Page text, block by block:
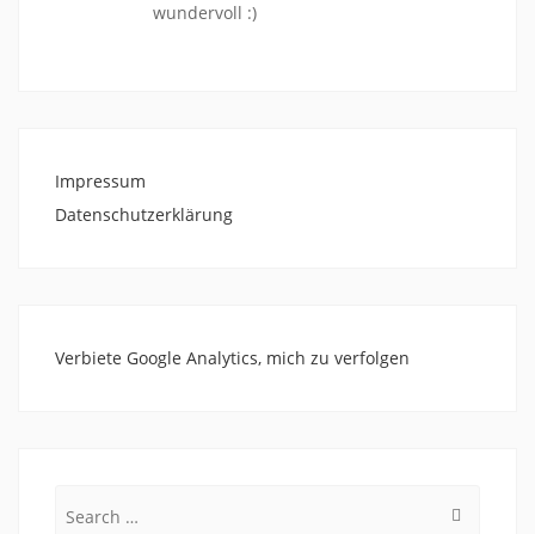
wundervoll :)
Impressum
Datenschutzerklärung
Verbiete Google Analytics, mich zu verfolgen